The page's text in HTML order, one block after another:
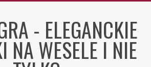
- ELEGANCKIE
NA WESELE I NIE